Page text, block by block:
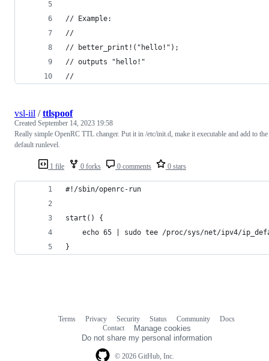
// Example:
//
// better_print!("hello!");
// outputs "hello!"
//
1 file 0 forks 0 comments 0 stars
vsl-iil /ttlspoof
Created September 14, 2023 19:58
Really simple OpenRC TTL changer. Put it in /etc/init.d, make it executable and add to the
default runlevel.
#!/sbin/openrc-run
start() {
echo 65 | sudo tee /proc/sys/net/ipv4/
}
© 2026 GitHub, Inc.
Terms Privacy Security Status Community
Docs
Contact
Manage cookies
Do not share my personal information